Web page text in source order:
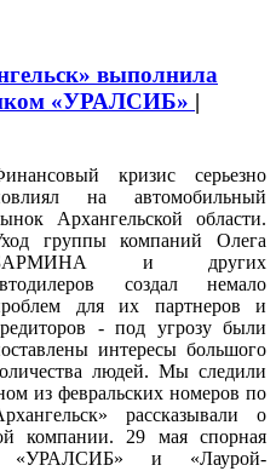
выполнила
«УРАЛСИБ» |
кризис серьезно
на автомобильный
Архангельской области.
группы компаний Олега
и других
создал немало
для их партнеров и
- под угрозу были
интересы большого
людей. Мы следили
из февральских номеров по
рассказывали о
компании. 29 мая спорная
«УРАЛСИБ» и «Лаурой-